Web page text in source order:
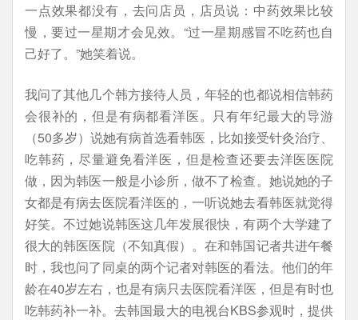
一点效果都没有，去问店员，店员说：中药效果比较
慢，要过一星期才会见效。“过一星期感冒不吃药也自
己好了。”她笑着说。
我问了其他几个韩方接待人员，年轻的也都说相信韩药
会很补的，但是有病都看洋医。只有年纪最大的导游
（50多岁）说她有病首选看韩医，比如接受针灸治疗、
吃韩药，尽量避免看洋医，但是检查还要去洋医医院
做，因为韩医一般是小诊所，做不了检查。她说她的子
女都是有病去医院看洋医的，一听说她去看韩医就觉得
好笑。不过她说韩医这几年发展很快，有两个大学建了
很大的韩医医院（不知真假）。在和韩国记者共进午餐
时，我也问了同桌的两个记者对韩医的看法。他们的年
龄在40岁左右，也是有病只去医院看洋医，但是有时也
吃韩药补一补。去韩国最大的电视台KBS参观时，提供